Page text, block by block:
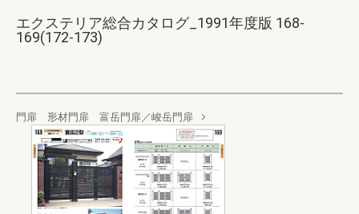
エクステリア総合カタログ_1991年度版 168-
169(172-173)
門扉 形材門扉 富岳門扉／峻岳門扉